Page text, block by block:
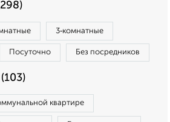
3‑комнатные
Посуточно Без посредников
квартире